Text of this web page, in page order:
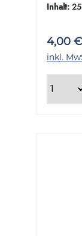
Inhalt:
4,00 €
inkl.